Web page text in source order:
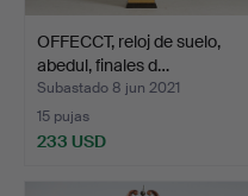
OFFECCT, reloj de suelo,
abedul, finales d…
Subastado 8 jun 2021
15 pujas
233 USD